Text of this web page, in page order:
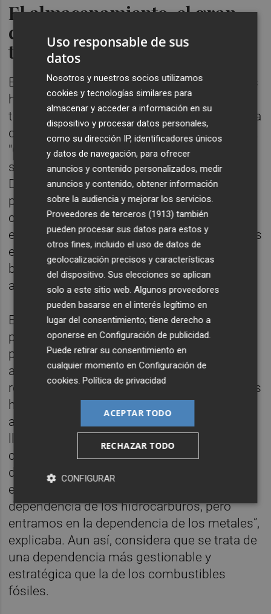
El almacenamiento, el gran
cuello de botella de la
transición energética
En el caso español, Revuelta cree que el país
ha alcanzado un punto de saturación
temporal en energía solar si no se acompaña
de nuevas capacidades de almacenamiento.
"Con el mix energético que tenemos nos
sobran horas de sol hasta 2040", asegura.
Desde su punto de vista, seguir instalando
potencia fotovoltaica sin resolver antes la
capacidad de almacenar energía supone un
error estratégico. "Ahora mismo, instalar más
energía solar en España es tirar capex a la
basura si no incorporamos más
almacenamiento", afirmaba.
El experto considera que la verdadera
prioridad regulatoria debe centrarse
precisamente en desarrollar sistemas de
almacenamiento energético. "La obsesión
regulatoria no debería ser más energía y más
horas de sol, sino desarrollar más
almacenamiento". Parte de esa capacidad
cuya cadena de suministro seguirá
dependiendo en gran medida de Asia y,
especialmente, de China. “Nos salimos de la
dependencia de los hidrocarburos, pero
entramos en la dependencia de los metales”,
explicaba. Aun así, considera que se trata de
una dependencia más gestionable y
estratégica que la de los combustibles
fósiles.
Uso responsable de sus
datos
Nosotros y nuestros socios utilizamos
cookies y tecnologías similares para
almacenar y acceder a información en su
dispositivo y procesar datos personales,
como su dirección IP, identificadores únicos
y datos de navegación, para ofrecer
anuncios y contenido personalizados, medir
anuncios y contenido, obtener información
sobre la audiencia y mejorar los servicios.
Proveedores de terceros (1913) también
pueden procesar sus datos para estos y
otros fines, incluido el uso de datos de
geolocalización precisos y características
del dispositivo. Sus elecciones se aplican
solo a este sitio web. Algunos proveedores
pueden basarse en el interés legítimo en
lugar del consentimiento; tiene derecho a
oponerse enConfiguración de publicidad.
Puede retirar su consentimiento en
cualquier momento enConfiguración de
cookies.Política de privacidad
ACEPTAR TODO
RECHAZAR TODO
CONFIGURAR